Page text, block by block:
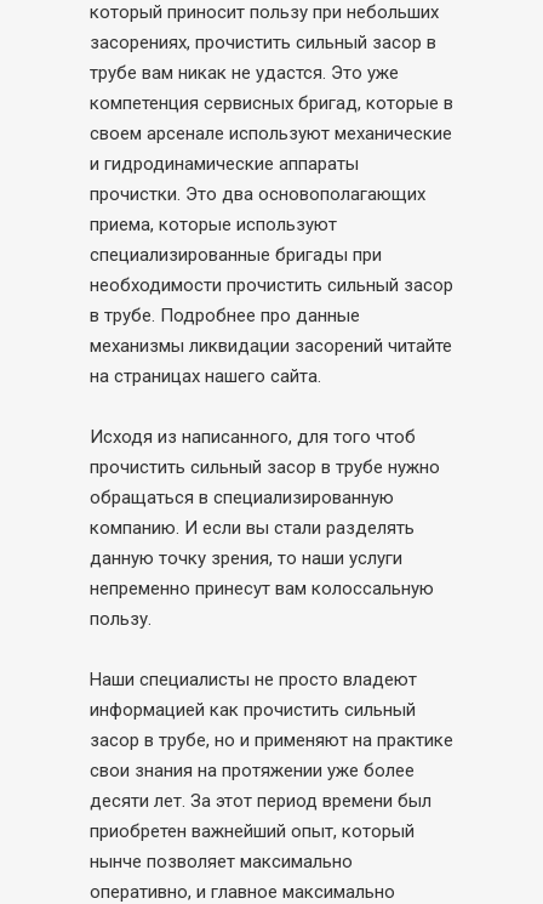
который приносит пользу при небольших
засорениях, прочистить сильный засор в
трубе вам никак не удастся. Это уже
компетенция сервисных бригад, которые в
своем арсенале используют механические
и гидродинамические аппараты
прочистки. Это два основополагающих
приема, которые используют
специализированные бригады при
необходимости прочистить сильный засор
в трубе. Подробнее про данные
механизмы ликвидации засорений читайте
на страницах нашего сайта.
Исходя из написанного, для того чтоб
прочистить сильный засор в трубе нужно
обращаться в специализированную
компанию. И если вы стали разделять
данную точку зрения, то наши услуги
непременно принесут вам колоссальную
пользу.
Наши специалисты не просто владеют
информацией как прочистить сильный
засор в трубе, но и применяют на практике
свои знания на протяжении уже более
десяти лет. За этот период времени был
приобретен важнейший опыт, который
нынче позволяет максимально
оперативно, и главное максимально